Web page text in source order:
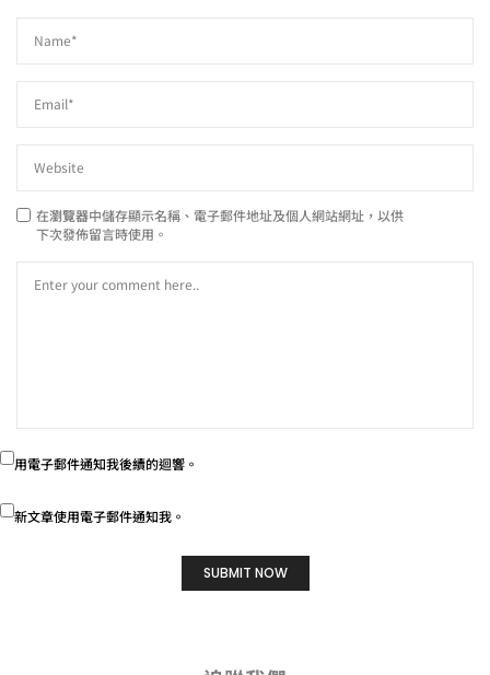
在瀏覽器中儲存顯示名稱、電子郵件地址及個人網站網址，以供
下次發佈留言時使用。
用電子郵件通知我後續的迴響。
新文章使用電子郵件通知我。